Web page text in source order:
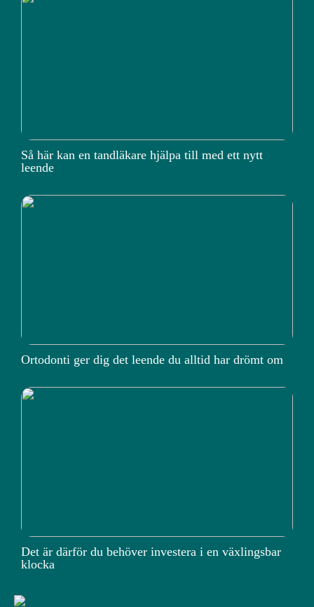
Så här kan en tandläkare hjälpa till med ett nytt
leende
Ortodonti ger dig det leende du alltid har drömt om
Det är därför du behöver investera i en växlingsbar
klocka